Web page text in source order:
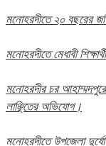
মনোহরদীতে ২০ বছরের
মনোহরদীতে মেধাবী
মনোহরদীর চর আহাম্মদপুরে
লাঞ্ছিতের অভিযোগ।
মনোহরদীতে উপজেলা